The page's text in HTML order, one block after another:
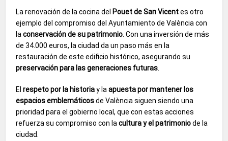
La renovación de la cocina del Pouet de San Vicentes otro
ejemplo del compromiso del Ayuntamiento de València con
laconservación de su patrimonio . Con una inversión de más
de 34.000 euros, la ciudad da un paso más en la
restauración de este edificio histórico, asegurando su
preservación para las generaciones futuras
Elrespeto por la historiay laapuesta por mantener los
espacios emblemáticosde València siguen siendo una
prioridad para el gobierno local, que con estas acciones
refuerza su compromiso con lacultura y el patrimoniode la
ciudad.